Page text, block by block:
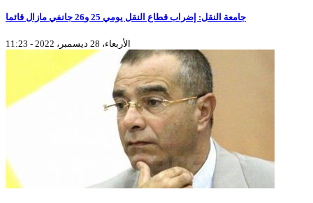
جامعة النقل: إضراب قطاع النقل يومي 25 و26 جانفي مازال قائما
الأربعاء، 28 ديسمبر، 2022 - 11:23